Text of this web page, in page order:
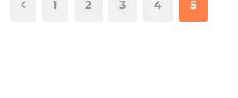
1 2 3 4 5